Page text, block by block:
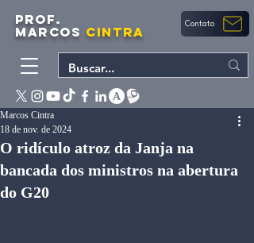
PROF.
MARCOS CINTRA Contato
O ridículo atroz da Janja na
bancada dos ministros na abertura
do G20
Marcos Cintra
18 de nov. de 2024